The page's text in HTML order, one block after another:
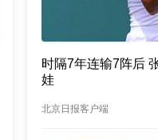
时隔7年连输7阵后
娃
北京日报客户端